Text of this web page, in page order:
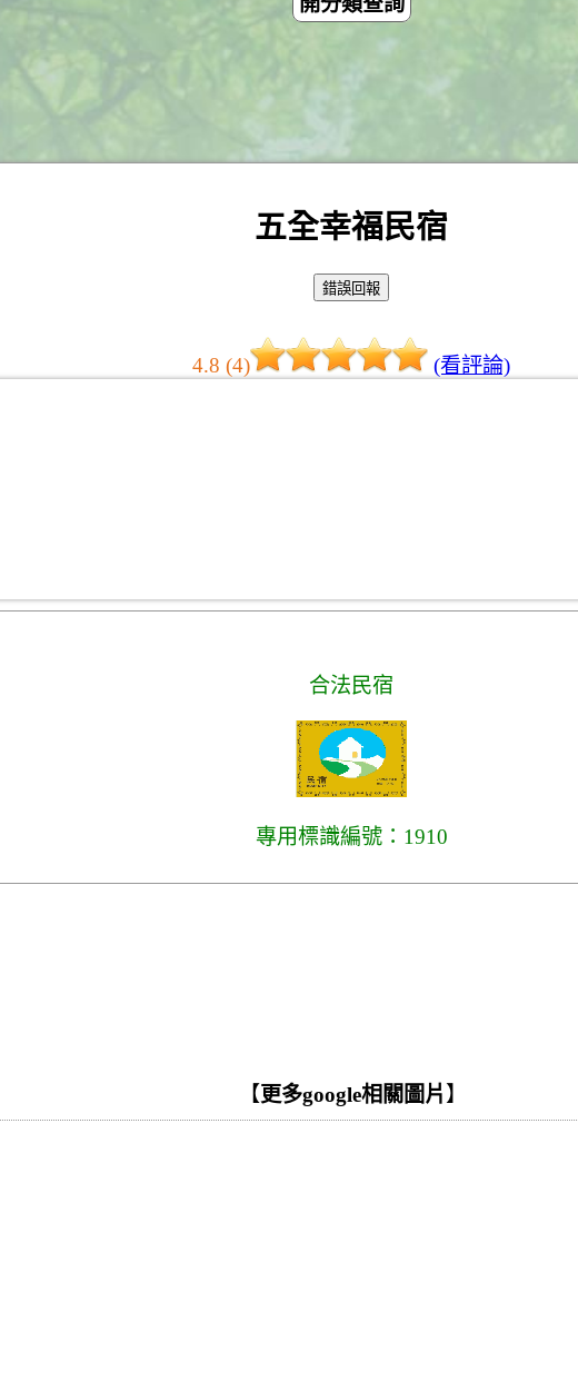
五全幸福民宿
4.8 (4)
(看評論)
合法民宿
專用標識編號：1910
【更多google相關圖片 】